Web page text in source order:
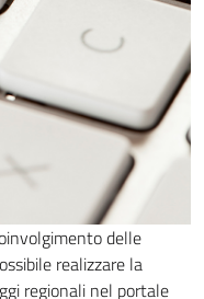
delle
realizzare la
regionali nel portale